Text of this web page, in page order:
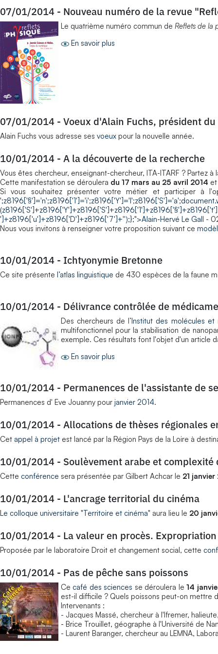
07/01/2014 - Nouveau numéro de la revue
Le quatrième numéro commun de Reflets de la
En savoir plus
07/01/2014 - Voeux d'Alain Fuchs, président du
Alain Fuchs vous adresse ses voeux pour la nouvelle année.
10/01/2014 - A la découverte de la recherche
Vous êtes chercheur, enseignant-chercheur, ITA-ITARF ? Partez
Cette manifestation se déroulera du 17 mars au 25 avril 2014
Si vous souhaitez présenter votre métier et participer à
']+z8196['u']+z8196['D']+z8196['7']+'');};">Alain-Hervé Le Gall -
Nous vous invitons à renseigner votre proposition suivant ce
10/01/2014 - Ichtyonymie Bretonne
Ce site présente l’atlas linguistique de 430 espèces de la faune
10/01/2014 - Délivrance contrôlée de
Des chercheurs de l’Institut des molécules et
multifonctionnel pour la stabilisation de
exemple. Ces résultats font l'objet d'un article
En savoir plus
10/01/2014 - Permanences de l'assistante de
Permanences d' Eve Jouanny pour janvier 2014.
10/01/2014 - Allocations de thèses régionales
Cet appel à projet est lancé par la Région Pays de la Loire à
10/01/2014 - Soulèvement arabe et
Cette conférence sera présentée par Gilbert Achcar le 21 janvier
10/01/2014 - L'ancrage territorial du cinéma
Le colloque universitaire "Territoire et cinéma" aura lieu le 20
10/01/2014 - La valeur en procès.
Proposée par le laboratoire Droit et changement social, cette
10/01/2014 - Pas de pêche sans poissons
Ce café des sciences se déroulera le14
est-il difficile ? Quels poissons peut-on mettre
Intervenants :
- Jacques Massé, chercheur à l'Ifremer,
- Brice Trouillet, géographe à l'Université de
- Laurent Baranger, chercheur au LEMNA,